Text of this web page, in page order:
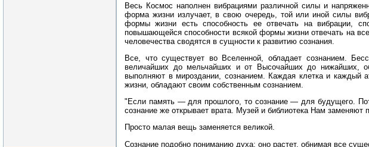
Весь Космос наполнен вибрациями различной силы и
форма жизни излучает, в свою очередь, той или иной силы
формы жизни есть способность ее отвечать на вибрации,
повышающейся способности всякой формы жизни отвечать на
человечества сводятся в сущности к развитию сознания.
Все, что существует во Вселенной, обладает сознанием.
величайших до мельчайших и от Высочайших до нижайших,
выполняют в мироздании, сознанием. Каждая клетка и
жизни, обладают своим собственным сознанием.
"Если память — для прошлого, то сознание — для будущего.
сознание же открывает врата. Музей и библиотека Нам
Просто малая вещь заменяется великой.
Сознание подобно пониманию духа; оно растет, обнимая все